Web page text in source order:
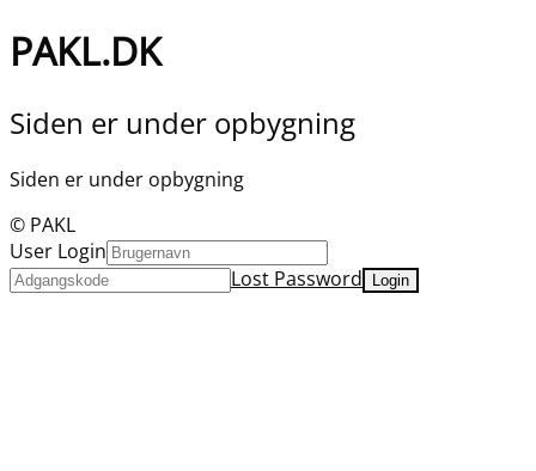
PAKL.DK
Siden er under opbygning
Siden er under opbygning
© PAKL
User Login
Lost Password